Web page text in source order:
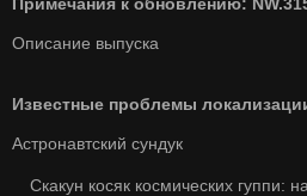
Français
Italiano
Español
Описание выпуска
Известные проблемы
Астронавтский сундук
Скакун косяк космических гуппи: